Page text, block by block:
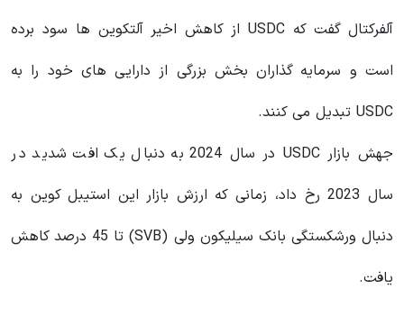
آلفرکتال گفت که USDC از کاهش اخیر آلتکوین ها سود برده
است و سرمایه گذاران بخش بزرگی از دارایی های خود را به
USDC تبدیل می کنند.
جهش بازار USDC در سال 2024 به دنبال یک افت شدید در
سال 2023 رخ داد، زمانی که ارزش بازار این استیبل کوین به
دنبال ورشکستگی بانک سیلیکون ولی (SVB) تا 45 درصد کاهش
یافت.